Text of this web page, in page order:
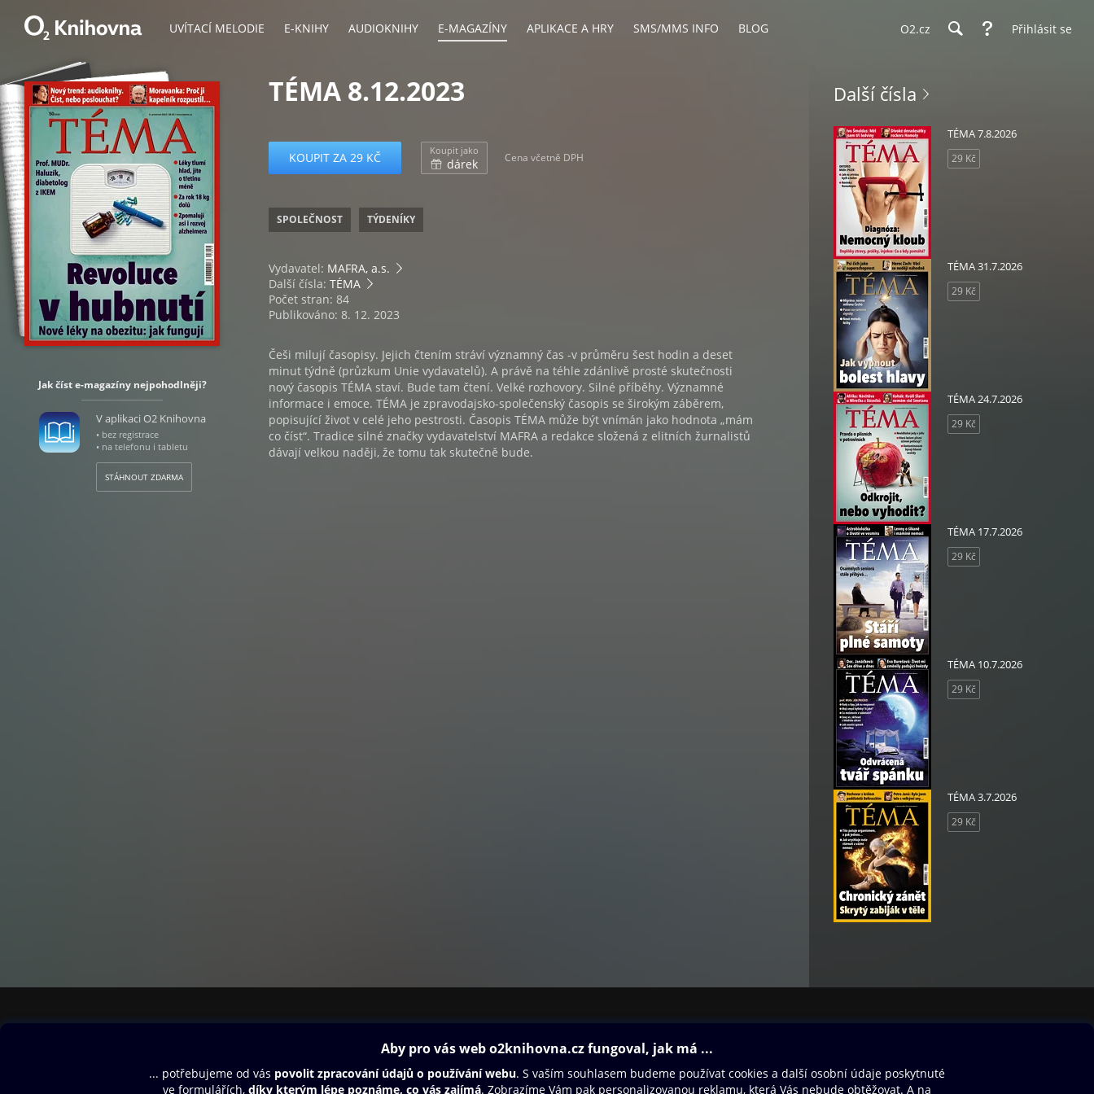
UVÍTACÍ MELODIE E-KNIHY AUDIOKNIHY E-MAGAZÍNY APLIKACE A HRY SMS/MMS INFO BLOG O2.cz Přihlásit se
Jak číst e-magazíny nejpohodlněji?
V aplikaci O2 Knihovna
• bez registrace
• na telefonu i tabletu
STÁHNOUT ZDARMA
TÉMA 8.12.2023
KOUPIT ZA 29 KČ Koupit jako
dárek Cena včetně DPH
SPOLEČNOST TÝDENÍKY
Vydavatel: MAFRA, a.s.
Další čísla: TÉMA
Počet stran: 84
Publikováno: 8. 12. 2023
Češi milují časopisy. Jejich čtením stráví významný čas -v průměru šest hodin a deset
minut týdně (průzkum Unie vydavatelů). A právě na téhle zdánlivě prosté skutečnosti
nový časopis TÉMA staví. Bude tam čtení. Velké rozhovory. Silné příběhy. Významné
informace i emoce. TÉMA je zpravodajsko-společenský časopis se širokým záběrem,
popisující život v celé jeho pestrosti. Časopis TÉMA může být vnímán jako hodnota „mám
co číst“. Tradice silné značky vydavatelství MAFRA a redakce složená z elitních žurnalistů
dávají velkou naději, že tomu tak skutečně bude.
Další čísla
TÉMA 7.8.2026
29 Kč
TÉMA 31.7.2026
29 Kč
TÉMA 24.7.2026
29 Kč
TÉMA 17.7.2026
29 Kč
TÉMA 10.7.2026
29 Kč
TÉMA 3.7.2026
29 Kč
Aplikace a hry
SMS/MMS Info
Dárkový poukaz
Oneplay Originály